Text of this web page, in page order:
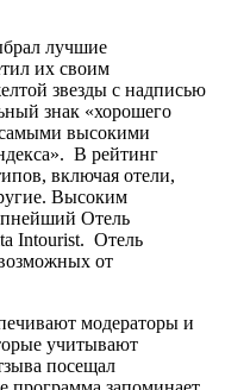
лучшие
их своим
звезды с надписью
знак «хорошего
самыми высокими
В рейтинг
включая отели,
Высоким
Отель
Intourist. Отель
от
модераторы и
учитывают
посещал